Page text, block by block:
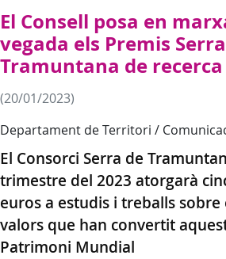
El Consell posa en
vegada els Premis
Tramuntana de
(20/01/2023)
Departament de Territori /
El Consorci Serra de
trimestre del 2023 atorgarà
euros a estudis i treballs sobre
valors que han convertit
Patrimoni Mundial